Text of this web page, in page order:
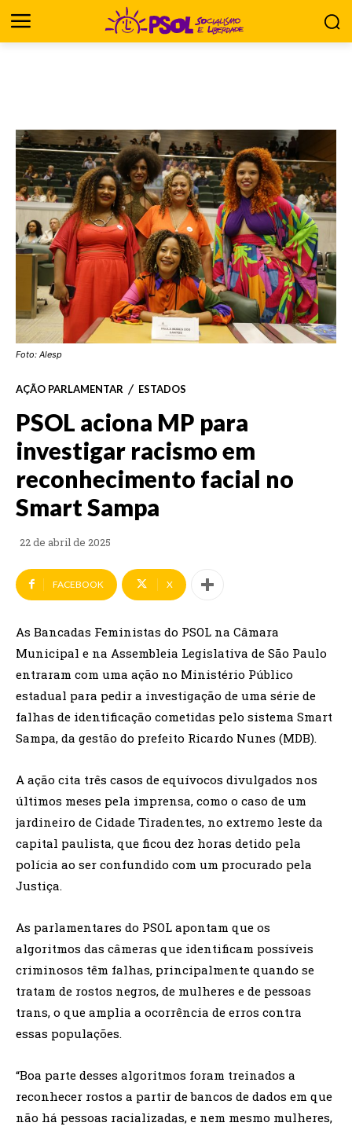
Foto: Alesp
AÇÃO PARLAMENTAR ESTADOS
PSOL aciona MP para
investigar racismo em
reconhecimento facial no
Smart Sampa
22 de abril de 2025
FACEBOOK X
As Bancadas Feministas do PSOL na Câmara
Municipal e na Assembleia Legislativa de São Paulo
entraram com uma ação no Ministério Público
estadual para pedir a investigação de uma série de
falhas de identificação cometidas pelo sistema Smart
Sampa, da gestão do prefeito Ricardo Nunes (MDB).
A ação cita três casos de equívocos divulgados nos
últimos meses pela imprensa, como o caso de um
jardineiro de Cidade Tiradentes, no extremo leste da
capital paulista, que ficou dez horas detido pela
polícia ao ser confundido com um procurado pela
Justiça.
As parlamentares do PSOL apontam que os
algoritmos das câmeras que identificam possíveis
criminosos têm falhas, principalmente quando se
tratam de rostos negros, de mulheres e de pessoas
trans, o que amplia a ocorrência de erros contra
essas populações.
“Boa parte desses algoritmos foram treinados a
reconhecer rostos a partir de bancos de dados em que
não há pessoas racializadas, e nem mesmo mulheres,